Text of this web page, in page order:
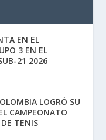
EN EL
3 EN EL
21 2026
LOGRÓ SU
CAMPEONATO
TENIS